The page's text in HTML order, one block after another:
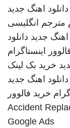
دانلود اهنگ جدید
مترجم انگلیسی
اهنگ جدید دانلود
اینستاگرام
خرید بک لینک
دانلود اهنگ جدید
خرید فالوور
Accident
Google Ads